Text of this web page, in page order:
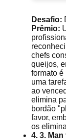
Desafio:
Prêmio:
chefs
queijos,
formato é
uma
ao
elimina
bordão
favor,
os
4. 3.